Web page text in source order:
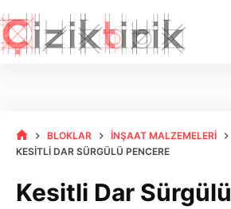
Skip
to
content
HOME
BLOKLAR
İNŞAAT MALZEMELERI
KESITLI DAR SÜRGÜLÜ PENCERE
Kesitli Dar Sürgülü